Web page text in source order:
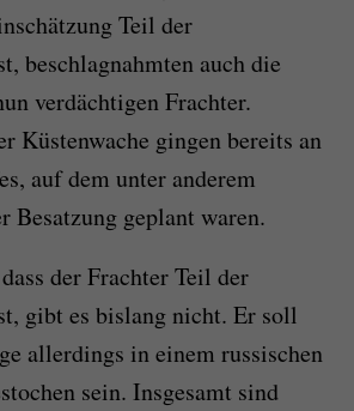
Teil der
beschlagnahmten auch die
verdächtigen Frachter.
Küstenwache gingen bereits an
auf dem unter anderem
Besatzung geplant waren.
der Frachter Teil der
gibt es bislang nicht. Er soll
allerdings in einem russischen
sein. Insgesamt sind